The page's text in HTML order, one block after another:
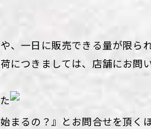
、一日に販売できる量が限ら
につきましては、店舗にお問
まるの？』とお問合せを頂くほ